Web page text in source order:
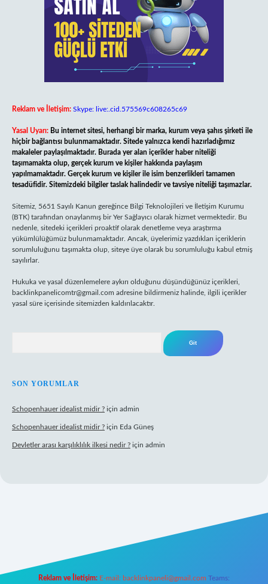
Reklam ve İletişim: Skype: live:.cid.575569c608265c69
Yasal Uyarı: Bu internet sitesi, herhangi bir marka, kurum veya şahıs şirketi ile
hiçbir bağlantısı bulunmamaktadır. Sitede yalnızca kendi hazırladığımız
makaleler paylaşılmaktadır. Burada yer alan içerikler haber niteliği
taşımamakta olup, gerçek kurum ve kişiler hakkında paylaşım
yapılmamaktadır. Gerçek kurum ve kişiler ile isim benzerlikleri tamamen
tesadüfidir. Sitemizdeki bilgiler taslak halindedir ve tavsiye niteliği taşımazlar.
Sitemiz, 5651 Sayılı Kanun gereğince Bilgi Teknolojileri ve İletişim Kurumu
(BTK) tarafından onaylanmış bir Yer Sağlayıcı olarak hizmet vermektedir. Bu
nedenle, sitedeki içerikleri proaktif olarak denetleme veya araştırma
yükümlülüğümüz bulunmamaktadır. Ancak, üyelerimiz yazdıkları içeriklerin
sorumluluğunu taşımakta olup, siteye üye olarak bu sorumluluğu kabul etmiş
sayılırlar.
Hukuka ve yasal düzenlemelere aykırı olduğunu düşündüğünüz içerikleri,
backlinkpanelicomtr@gmail.com adresine bildirmeniz halinde, ilgili içerikler
yasal süre içerisinde sitemizden kaldırılacaktır.
SON YORUMLAR
Schopenhauer idealist midir ? için admin
Schopenhauer idealist midir ? için Eda Güneş
Devletler arası karşılıklılık ilkesi nedir ? için admin
Reklam ve İletişim: E-mail: backlinkpaneli@gmail.com Teams: